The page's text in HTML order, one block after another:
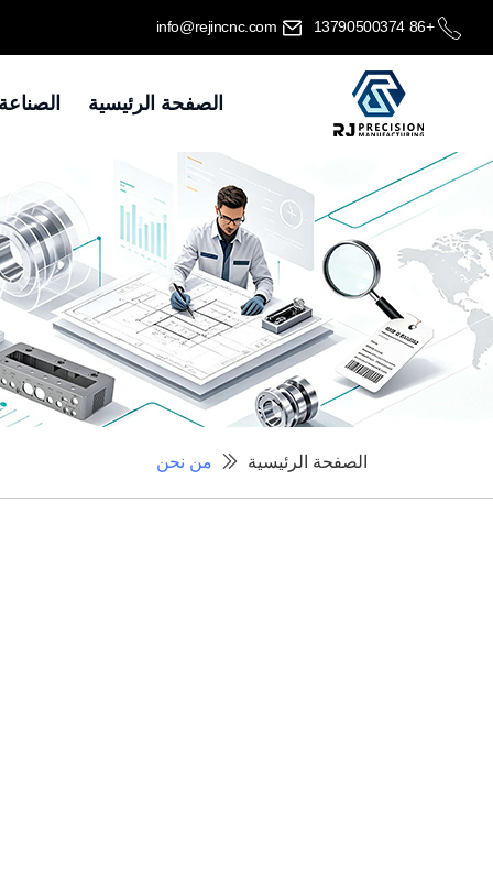
+86 13790500374
الصفحة الرئيسية
الصفحة الرئيسية من نحن